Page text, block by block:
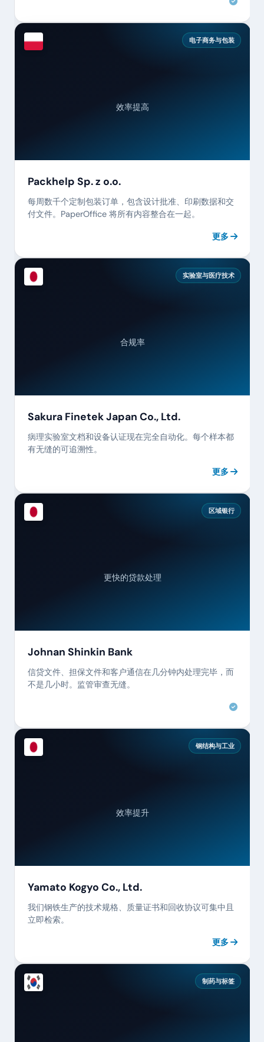
电子商务与包装
效率提高
Packhelp Sp. z o.o.
每周数千个定制包装订单，包含设计批准、印刷数据和交
付文件。PaperOffice 将所有内容整合在一起。
更多
实验室与医疗技术
合规率
Sakura Finetek Japan Co., Ltd.
病理实验室文档和设备认证现在完全自动化。每个样本都
有无缝的可追溯性。
更多
区域银行
更快的贷款处理
Johnan Shinkin Bank
信贷文件、担保文件和客户通信在几分钟内处理完毕，而
不是几小时。监管审查无缝。
钢结构与工业
效率提升
Yamato Kogyo Co., Ltd.
我们钢铁生产的技术规格、质量证书和回收协议可集中且
立即检索。
更多
制药与标签